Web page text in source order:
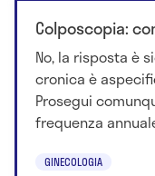
Colposcopia:
No, la risposta è
cronica è
Prosegui
frequenza
GINECOLOGIA